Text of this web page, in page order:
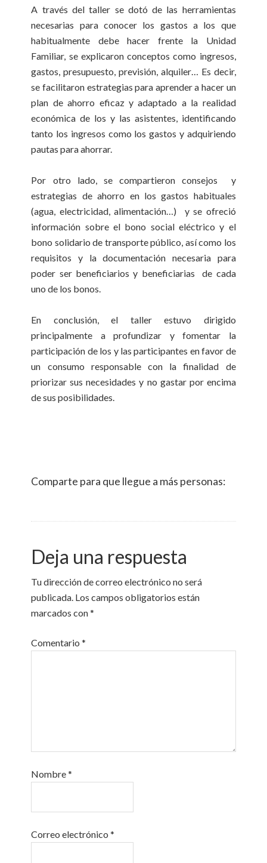
A través del taller se dotó de las herramientas
necesarias para conocer los gastos a los que
habitualmente debe hacer frente la Unidad
Familiar, se explicaron conceptos como ingresos,
gastos, presupuesto, previsión, alquiler… Es decir,
se facilitaron estrategias para aprender a hacer un
plan de ahorro eficaz y adaptado a la realidad
económica de los y las asistentes, identificando
tanto los ingresos como los gastos y adquiriendo
pautas para ahorrar.
Por otro lado, se compartieron consejos y
estrategias de ahorro en los gastos habituales
(agua, electricidad, alimentación…) y se ofreció
información sobre el bono social eléctrico y el
bono solidario de transporte público, así como los
requisitos y la documentación necesaria para
poder ser beneficiarios y beneficiarias de cada
uno de los bonos.
En conclusión, el taller estuvo dirigido
principalmente a profundizar y fomentar la
participación de los y las participantes en favor de
un consumo responsable con la finalidad de
priorizar sus necesidades y no gastar por encima
de sus posibilidades.
Comparte para que llegue a más personas:
Deja una respuesta
Tu dirección de correo electrónico no será
publicada. Los campos obligatorios están
marcados con*
Comentario*
Nombre*
Correo electrónico*